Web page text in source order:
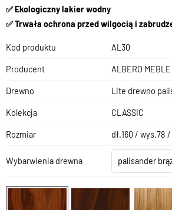
✅Ekologiczny lakier wodny
✅Trwała ochrona przed wilgocią i
Kod produktu AL30
Producent ALBERO MEBLE
Drewno Lite drewno
Kolekcja CLASSIC
Rozmiar dł.160 / wys.78
Wybarwienia drewna palisander